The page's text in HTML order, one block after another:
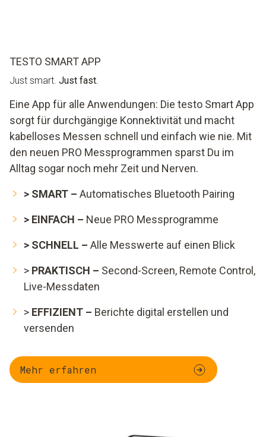
TESTO SMART APP
Just smart. Just fast.
Eine App für alle Anwendungen: Die testo Smart App
sorgt für durchgängige Konnektivität und macht
kabelloses Messen schnell und einfach wie nie. Mit
den neuen PRO Messprogrammen sparst Du im
Alltag sogar noch mehr Zeit und Nerven.
> SMART – Automatisches Bluetooth Pairing
> EINFACH – Neue PRO Messprogramme
> SCHNELL – Alle Messwerte auf einen Blick
> PRAKTISCH – Second-Screen, Remote Control,
Live-Messdaten
> EFFIZIENT – Berichte digital erstellen und
versenden
Mehr erfahren